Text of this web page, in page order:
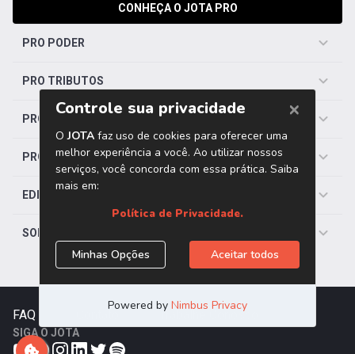
CONHEÇA O JOTA PRO
PRO PODER
PRO TRIBUTOS
PRO TRABALHISTA
PRO SAÚDE
EDITORIAS
SOBRE O JOTA
FAQ Trabalhe Conosco
SIGA O JOTA